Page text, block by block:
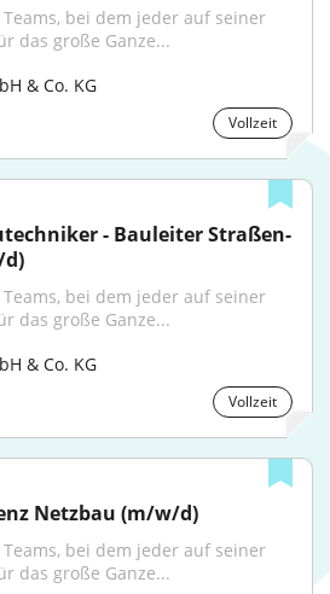
bei dem jeder auf seiner
das große Ganze...
& Co. KG
Vollzeit
- Bauleiter Straßen-
bei dem jeder auf seiner
das große Ganze...
& Co. KG
Vollzeit
Netzbau (m/w/d)
bei dem jeder auf seiner
das große Ganze...